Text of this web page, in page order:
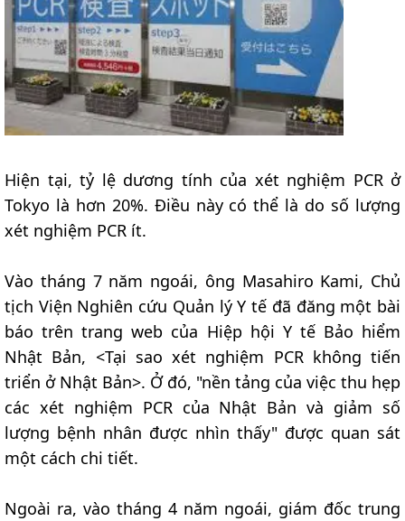
Hiện tại, tỷ lệ dương tính của xét nghiệm PCR ở
Tokyo là hơn 20%. Điều này có thể là do số lượng
xét nghiệm PCR ít.
Vào tháng 7 năm ngoái, ông Masahiro Kami, Chủ
tịch Viện Nghiên cứu Quản lý Y tế đã đăng một bài
báo trên trang web của Hiệp hội Y tế Bảo hiểm
Nhật Bản, <Tại sao xét nghiệm PCR không tiến
triển ở Nhật Bản>. Ở đó, "nền tảng của việc thu hẹp
các xét nghiệm PCR của Nhật Bản và giảm số
lượng bệnh nhân được nhìn thấy" được quan sát
một cách chi tiết.
Ngoài ra, vào tháng 4 năm ngoái, giám đốc trung